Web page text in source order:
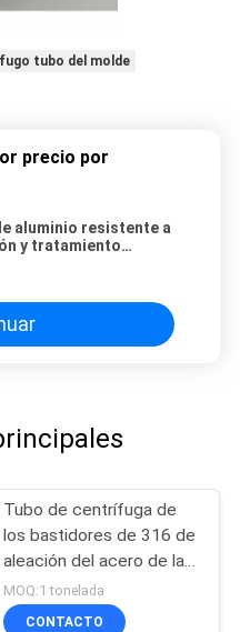
tubo del molde
precio por
aluminio resistente a
y tratamiento
Tubo de centrífuga de
los bastidores de 316 de
aleación del acero de la
forja tubos inoxidables y
del anillo EB28028
MOQ:1 tonelada
CONTACTO